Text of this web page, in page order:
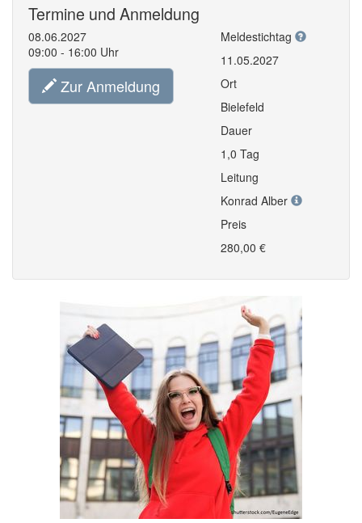
Termine und Anmeldung
08.06.2027
09:00 - 16:00 Uhr
Zur Anmeldung
Meldestichtag
11.05.2027
Ort
Bielefeld
Dauer
1,0 Tag
Leitung
Konrad Alber
Preis
280,00 €